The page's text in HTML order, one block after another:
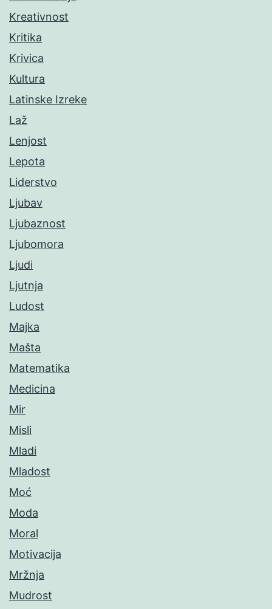
Kreativnost
Kritika
Krivica
Kultura
Latinske Izreke
Laž
Lenjost
Lepota
Liderstvo
Ljubav
Ljubaznost
Ljubomora
Ljudi
Ljutnja
Ludost
Majka
Mašta
Matematika
Medicina
Mir
Misli
Mladi
Mladost
Moć
Moda
Moral
Motivacija
Mržnja
Mudrost